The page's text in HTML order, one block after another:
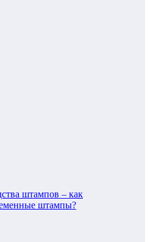
штампов – как
штампы?